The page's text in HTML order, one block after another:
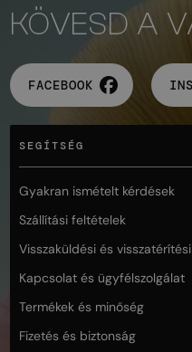
KÖVESD A
FACEBOOK
SEGÍTSÉG
Gyakran ismételt kérdések
Szállítási feltételek
Visszaküldési és
Kapcsolat és ügyfélszolgálat
Termékek és minőség
Fizetés és biztonság